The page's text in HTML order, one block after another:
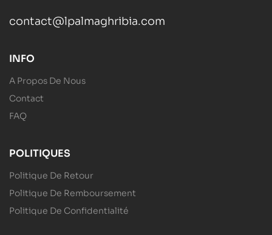
contact@lpalmaghribia.com
INFO
A Propos De Nous
Contact
FAQ
POLITIQUES
Politique De Retour
Politique De Remboursement
Politique De Confidentialité